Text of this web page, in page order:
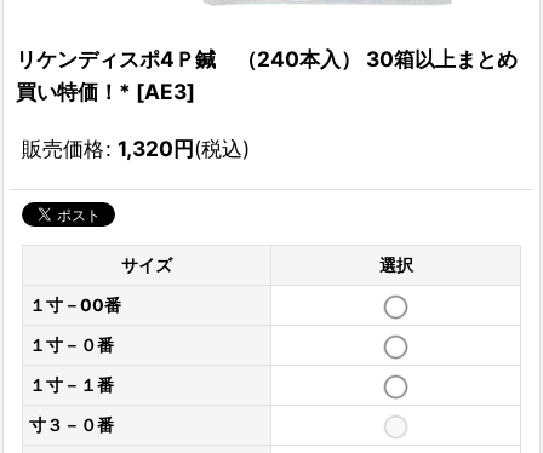
リケンディスポ4Ｐ鍼 （240本入） 30箱以上まとめ
買い特価！* [AE3]
販売価格: 1,320円(税込)
サイズ
選択
１寸－00番
１寸－０番
１寸－１番
寸３－０番